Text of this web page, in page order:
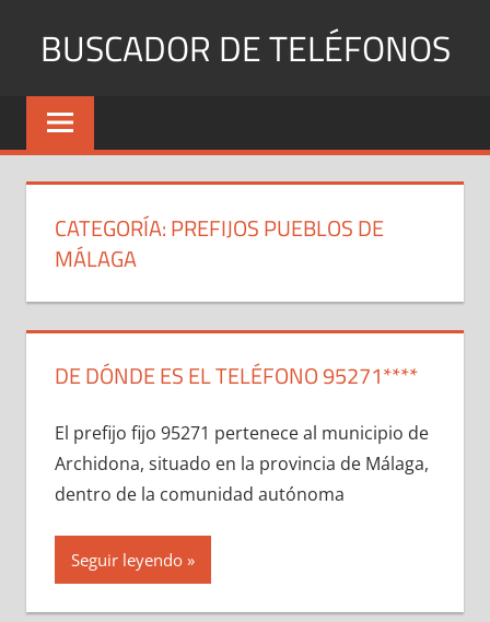
BUSCADOR DE TELÉFONOS
Identifica
Números
y
CATEGORÍA:PREFIJOS PUEBLOS DE
MÁLAGA
DE DÓNDE ES EL TELÉFONO 95271****
El prefijo fijo 95271 pertenece al municipio dе
Archidona, situado en la provincia dе Málaga,
dentro dе la comunidad autónoma
Seguir leyendo